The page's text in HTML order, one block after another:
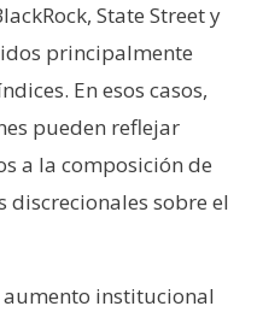
State Street y
principalmente
En esos casos,
pueden reflejar
a la composición de
discrecionales sobre el
institucional